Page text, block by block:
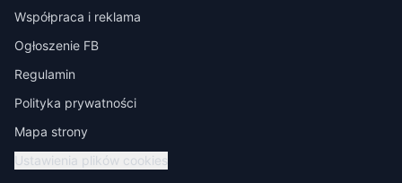
Współpraca i reklama
Ogłoszenie FB
Regulamin
Polityka prywatności
Mapa strony
Ustawienia plików cookies